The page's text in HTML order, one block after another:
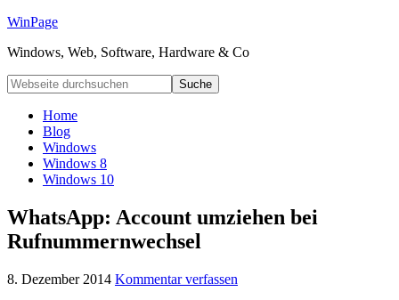
WinPage
Windows, Web, Software, Hardware & Co
Home
Blog
Windows
Windows 8
Windows 10
WhatsApp: Account umziehen bei
Rufnummernwechsel
8. Dezember 2014 Kommentar verfassen